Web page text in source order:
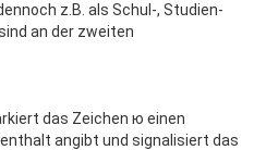
z.B. als Schul-, Studien-
an der zweiten
das Zeichen ю einen
angibt und signalisiert das